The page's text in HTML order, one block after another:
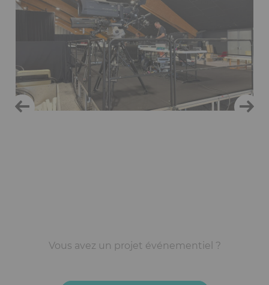
CkeditorVous avez un projet événementiel ?